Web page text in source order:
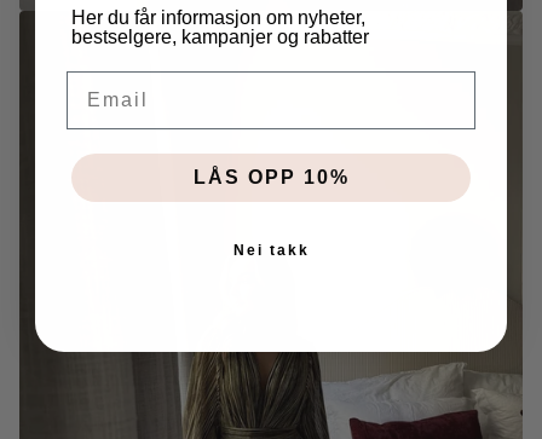
Her du får informasjon om nyheter,
bestselgere, kampanjer og rabatter
LÅS OPP 10%
Nei takk